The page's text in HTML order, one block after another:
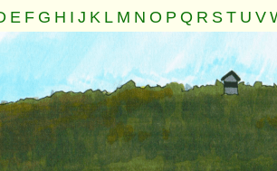
E F G H I J K L M N O P Q R S T U V
· Seele Familie